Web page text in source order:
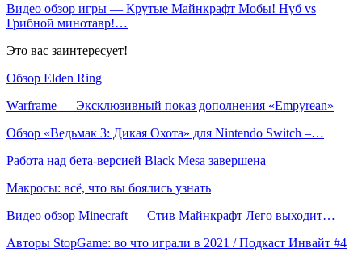
Видео обзор игры — Крутые Майнкрафт Мобы! Нуб vs
Грибной минотавр!…
Это вас заинтересует!
Обзор Elden Ring
Warframe — Эксклюзивный показ дополнения «Empyrean»
Обзор «Ведьмак 3: Дикая Охота» для Nintendo Switch –…
Работа над бета-версией Black Mesa завершена
Макросы: всё, что вы боялись узнать
Видео обзор Minecraft — Стив Майнкрафт Лего выходит…
Авторы StopGame: во что играли в 2021 / Подкаст Инвайт #4